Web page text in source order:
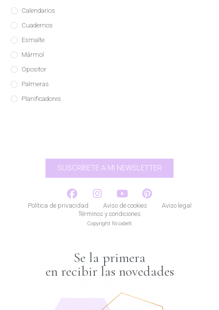
Calendarios
Cuadernos
Esmalte
Mármol
Opositor
Palmeras
Planificadores
SUSCRÍBETE A MI NEWSLETTER
Política de privacidad Aviso de cookies
Aviso legal
Términos y condiciones
Copyright Nisabelt
Se la primera
en recibir las novedades